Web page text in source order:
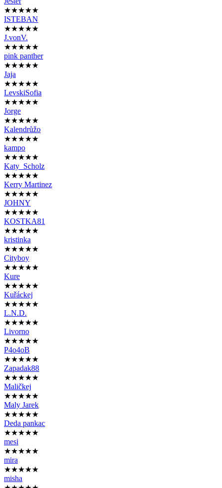
★★★★★
ISTEBAN
★★★★★
J.vonV.
★★★★★
pink panther
★★★★★
Jaja
★★★★★
LevskiSofia
★★★★★
Jorge
★★★★★
Kalendrůžo
★★★★★
kampo
★★★★★
Katy_Scholz
★★★★★
Kerry Martinez
★★★★★
JOHNY
★★★★★
KOSTKA81
★★★★★
kristinka
★★★★★
Cityboy
★★★★★
Kure
★★★★★
Kuřáckej
★★★★★
L.N.D.
★★★★★
Livorno
★★★★★
P4o4oB
★★★★★
Zapadak88
★★★★★
Maličkej
★★★★★
Maly Jarek
★★★★★
Deda pankac
★★★★★
mesi
★★★★★
mira
★★★★★
misha